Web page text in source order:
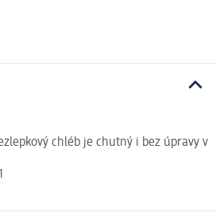
chléb je chutný i bez úpravy v